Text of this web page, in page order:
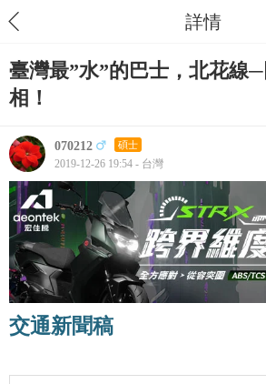
詳情
臺灣最”水”的巴士，北花線
相！
070212 碩士
2019-12-26 19:54 - 台灣
交通新聞稿